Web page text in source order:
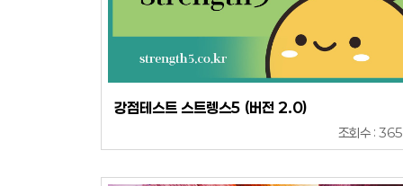
강점테스트 스트렝스5 (버전 2.0)
조회수 :